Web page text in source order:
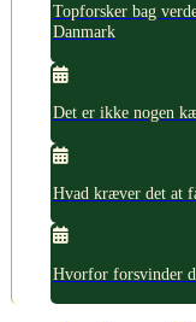
Topforsker bag
Danmark
Det er ikke nogen
Hvad kræver det at
Hvorfor forsvinder